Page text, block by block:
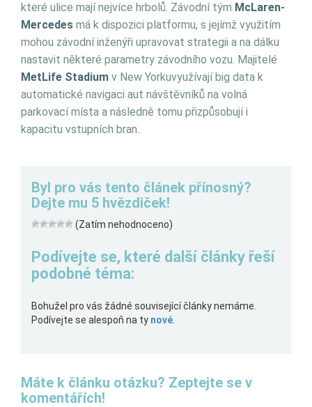
které ulice mají nejvíce hrbolů. Závodní tým McLaren-
Mercedes má k dispozici platformu, s jejímž využitím
mohou závodní inženýři upravovat strategii a na dálku
nastavit některé parametry závodního vozu. Majitelé
MetLife Stadium v New Yorkuvyužívají big data k
automatické navigaci aut návštěvníků na volná
parkovací místa a následně tomu přizpůsobují i
kapacitu vstupních bran..
Byl pro vás tento článek přínosný?
Dejte mu 5 hvězdiček!
(Zatím nehodnoceno)
Podívejte se, které další články řeší
podobné téma:
Bohužel pro vás žádné související články nemáme.
Podívejte se alespoň na ty nové
Máte k článku otázku? Zeptejte se v
komentářích!